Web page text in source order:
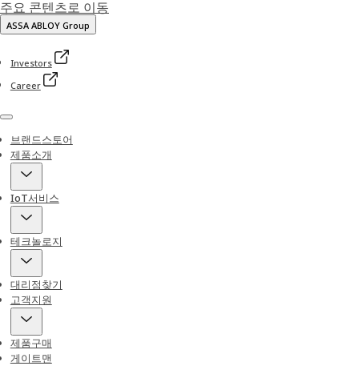
주요 콘텐츠로 이동
ASSA ABLOY Group
Investors
Career
Menu
브랜드스토어
제품소개
IoT서비스
테크놀로지
대리점찾기
고객지원
제품구매
게이트맨